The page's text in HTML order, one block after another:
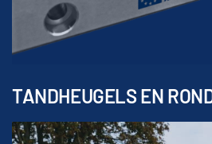
TANDHEUGELS EN